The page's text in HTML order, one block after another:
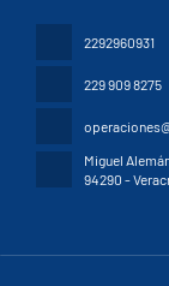
2292960931
229 909 8275
Miguel
94290 -